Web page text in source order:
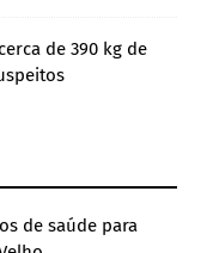
de 390 kg de
de saúde para